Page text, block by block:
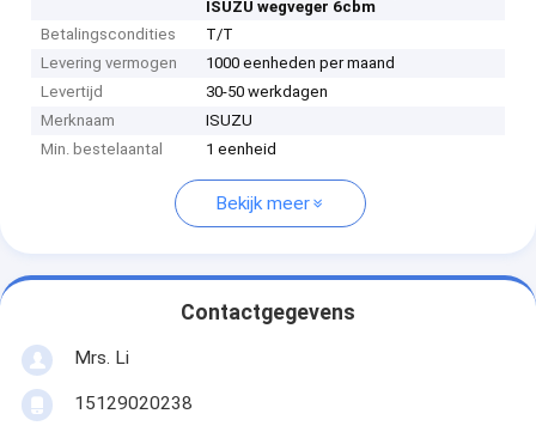
ISUZU wegveger 6cbm
Betalingscondities
T/T
Levering vermogen
1000 eenheden per maand
Levertijd
30-50 werkdagen
Merknaam
ISUZU
Min. bestelaantal
1 eenheid
Bekijk meer
Contactgegevens
Mrs. Li
15129020238